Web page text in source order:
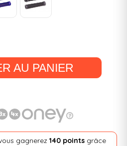
AU PANIER
gagnerez 140 pointsgrâce